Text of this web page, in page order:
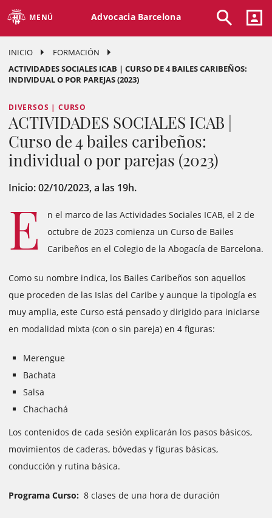
MENÚ Advocacia Barcelona
INICIO
FORMACIÓN
ACTIVIDADES SOCIALES ICAB | CURSO DE 4 BAILES CARIBEÑOS:
INDIVIDUAL O POR PAREJAS (2023)
DIVERSOS | CURSO
ACTIVIDADES SOCIALES ICAB |
Curso de 4 bailes caribeños:
individual o por parejas (2023)
Inicio: 02/10/2023, a las 19h.
E
n el marco de las Actividades Sociales ICAB, el 2 de
octubre de 2023 comienza un Curso de Bailes
Caribeños en el Colegio de la Abogacía de Barcelona.
Como su nombre indica, los Bailes Caribeños son aquellos
que proceden de las Islas del Caribe y aunque la tipología es
muy amplia, este Curso está pensado y dirigido para iniciarse
en modalidad mixta (con o sin pareja) en 4 figuras:
Merengue
Bachata
Salsa
Chachachá
Los contenidos de cada sesión explicarán los pasos básicos,
movimientos de caderas, bóvedas y figuras básicas,
conducción y rutina básica.
Programa Curso: 8 clases de una hora de duración